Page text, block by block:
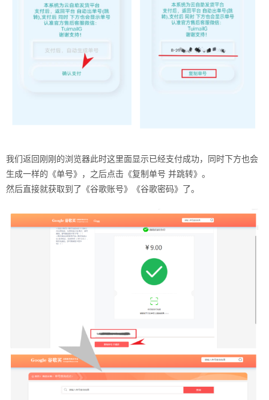
我们返回刚刚的浏览器此时这里面显示已经支付成功，同时下方也会
生成一样的《单号》，之后点击《复制单号 并跳转》。
然后直接就获取到了《谷歌账号》《谷歌密码》了。